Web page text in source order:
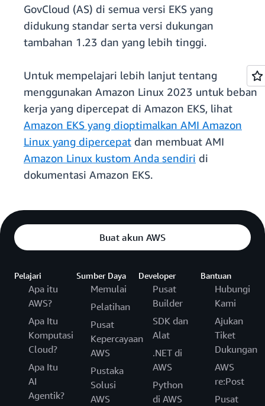
GovCloud (AS) di semua versi EKS yang
didukung standar serta versi dukungan
tambahan 1.23 dan yang lebih tinggi.
Untuk mempelajari lebih lanjut tentang
menggunakan Amazon Linux 2023 untuk beban
kerja yang dipercepat di Amazon EKS, lihat
Amazon EKS yang dioptimalkan AMI Amazon
Linux yang dipercepat dan membuat AMI
Amazon Linux kustom Anda sendiri di
dokumentasi Amazon EKS.
Buat akun AWS
Pelajari
Apa itu
AWS?
Apa Itu
Komputasi
Cloud?
Apa Itu
AI
Agentik?
Sumber Daya
Memulai
Pelatihan
Pusat
Kepercayaan
AWS
Pustaka
Solusi
AWS
Developer
Pusat
Builder
SDK dan
Alat
.NET di
AWS
Python
di AWS
Bantuan
Hubungi
Kami
Ajukan
Tiket
Dukungan
AWS
re:Post
Pusat